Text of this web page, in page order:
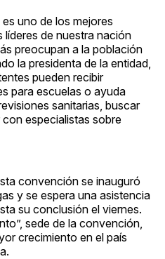
uno de los mejores
líderes de nuestra nación
preocupan a la población
la presidenta de la entidad,
pueden recibir
para escuelas o ayuda
sanitarias, buscar
especialistas sobre
convención se inauguró
y se espera una asistencia
su conclusión el viernes.
sede de la convención,
crecimiento en el país